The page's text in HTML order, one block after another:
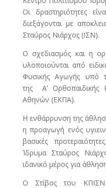
Οι δραστηριότητες
διεξάγονται με
Σταύρος Νιάρχος (ΙΣΝ).
Ο σχεδιασμός και η
υλοποιούνται από
Φυσικής Αγωγής υπό
της Α’ Ορθοπαιδικής
Αθηνών (ΕΚΠΑ).
Η ενθάρρυνση της
η προαγωγή ενός
βασικές
Ίδρυμα Σταύρος
ιδανικό μέρος για
Ο Στίβος του